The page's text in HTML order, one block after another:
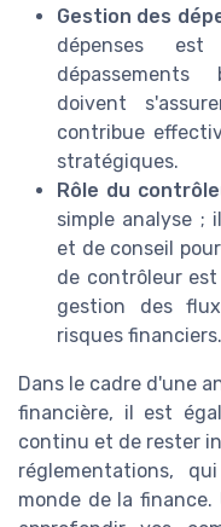
Gestion des
dépenses
doivent
contribue
stratégiques.
Rôle du
simple analyse ;
et de conseil
de contrôleur
gestion des
risques financiers.
Dans le cadre d'une
financière, il est
continu et de rester
réglementations,
monde de la